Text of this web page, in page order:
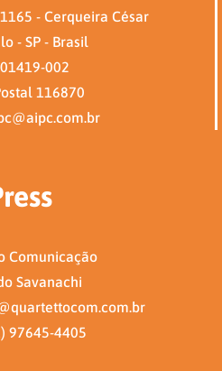
- Cerqueira César
- SP - Brasil
002
116870
Comunicação
Savanachi
97645-4405